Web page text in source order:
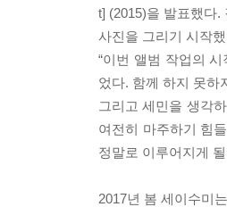
t] (2015)을 발표했다
사진을 그리기 시작
“이번 앨범 작업의
었다. 함께 하지 못하
그리고 세민을 생각
여전히 마주하기 힘
정말로 이루어지게
2017년 봄 세이수미